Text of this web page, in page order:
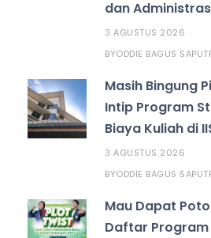
dan
3 AGUSTUS 2026
BYODDIE BAGUS
Masih Bingung
Intip Program
Biaya Kuliah di
3 AGUSTUS 2026
BYODDIE BAGUS
Mau Dapat
Daftar Program